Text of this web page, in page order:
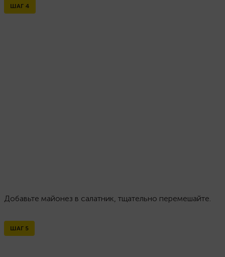
ШАГ 4
Добавьте майонез в салатник, тщательно перемешайте.
ШАГ 5